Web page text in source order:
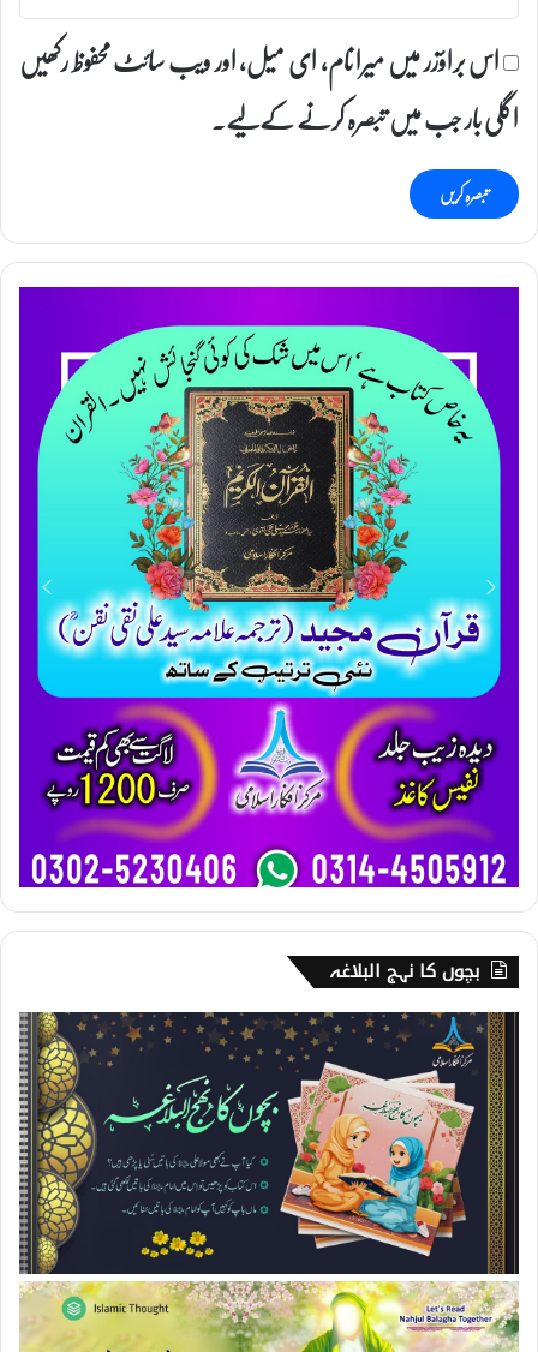
اس براؤزر میں میرا نام، ای میل، اور ویب سائٹ محفوظ رکھیں
اگلی بار جب میں تبصرہ کرنے کےلیے۔
بچوں کا نہج البلاغہ